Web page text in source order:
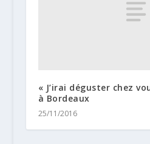
« J’irai déguster chez
à Bordeaux
25/11/2016